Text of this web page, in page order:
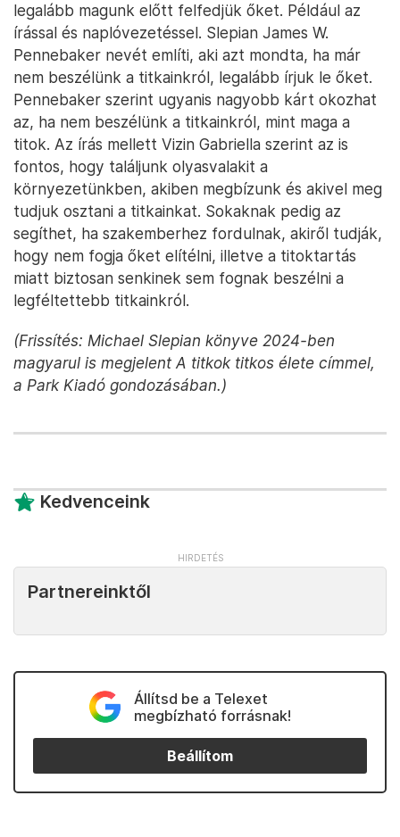
legalább magunk előtt felfedjük őket. Például az
írással és naplóvezetéssel. Slepian James W.
Pennebaker nevét említi, aki azt mondta, ha már
nem beszélünk a titkainkról, legalább írjuk le őket.
Pennebaker szerint ugyanis nagyobb kárt okozhat
az, ha nem beszélünk a titkainkról, mint maga a
titok. Az írás mellett Vizin Gabriella szerint az is
fontos, hogy találjunk olyasvalakit a
környezetünkben, akiben megbízunk és akivel meg
tudjuk osztani a titkainkat. Sokaknak pedig az
segíthet, ha szakemberhez fordulnak, akiről tudják,
hogy nem fogja őket elítélni, illetve a titoktartás
miatt biztosan senkinek sem fognak beszélni a
legféltettebb titkainkról.
(Frissítés: Michael Slepian könyve 2024-ben
magyarul is megjelent A titkok titkos élete címmel,
a Park Kiadó gondozásában.)
Kedvenceink
Partnereinktől
Állítsd be a Telexet
megbízható forrásnak!
Beállítom